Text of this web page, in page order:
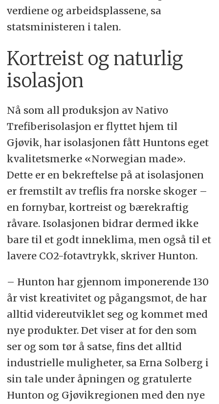
verdiene og arbeidsplassene, sa
statsministeren i talen.
Kortreist og naturlig
isolasjon
Nå som all produksjon av Nativo
Trefiberisolasjon er flyttet hjem til
Gjøvik, har isolasjonen fått Huntons eget
kvalitetsmerke «Norwegian made».
Dette er en bekreftelse på at isolasjonen
er fremstilt av treflis fra norske skoger –
en fornybar, kortreist og bærekraftig
råvare. Isolasjonen bidrar dermed ikke
bare til et godt inneklima, men også til et
lavere CO2-fotavtrykk, skriver Hunton.
– Hunton har gjennom imponerende 130
år vist kreativitet og pågangsmot, de har
alltid videreutviklet seg og kommet med
nye produkter. Det viser at for den som
ser og som tør å satse, fins det alltid
industrielle muligheter, sa Erna Solberg i
sin tale under åpningen og gratulerte
Hunton og Gjøvikregionen med den nye